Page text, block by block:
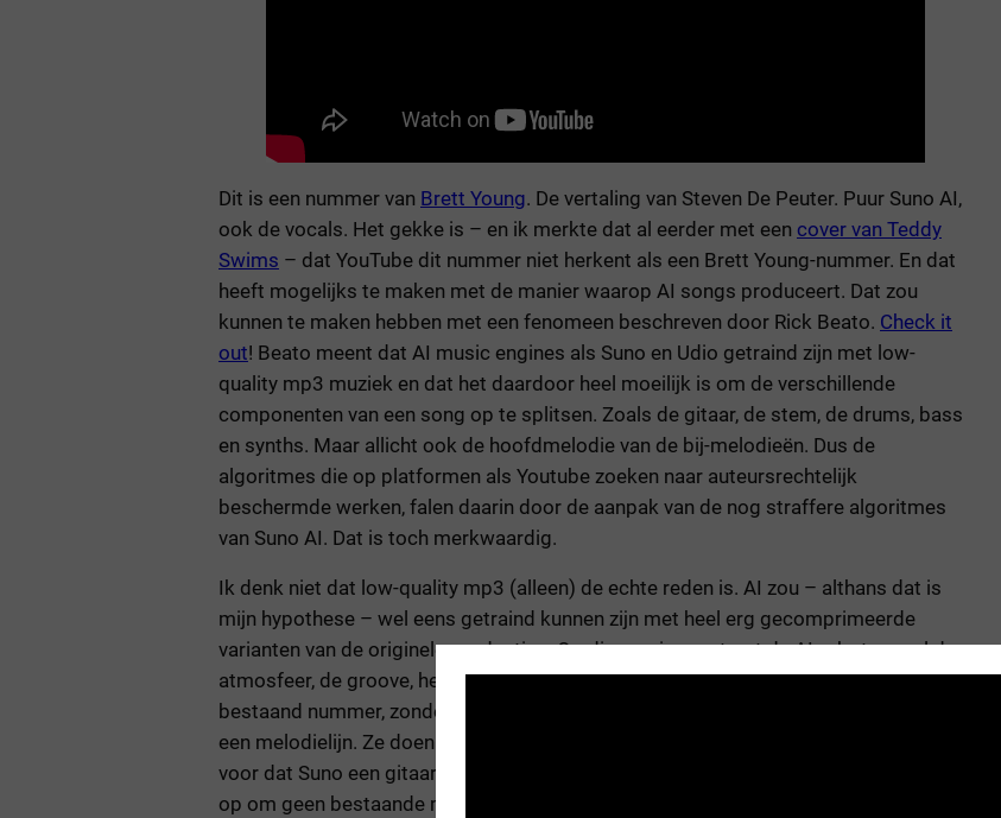
Dit is een nummer van Brett Young. De vertaling van Steven De Peuter. Puur Suno AI,
ook de vocals. Het gekke is – en ik merkte dat al eerder met een cover van Teddy
Swims – dat YouTube dit nummer niet herkent als een Brett Young-nummer. En dat
heeft mogelijks te maken met de manier waarop AI songs produceert. Dat zou
kunnen te maken hebben met een fenomeen beschreven door Rick Beato. Check it
out! Beato meent dat AI music engines als Suno en Udio getraind zijn met low-
quality mp3 muziek en dat het daardoor heel moeilijk is om de verschillende
componenten van een song op te splitsen. Zoals de gitaar, de stem, de drums, bass
en synths. Maar allicht ook de hoofdmelodie van de bij-melodieën. Dus de
algoritmes die op platformen als Youtube zoeken naar auteursrechtelijk
beschermde werken, falen daarin door de aanpak van de nog straffere algoritmes
van Suno AI. Dat is toch merkwaardig.
Ik denk niet dat low-quality mp3 (alleen) de echte reden is. AI zou – althans dat is
mijn hypothese – wel eens getraind kunnen zijn met heel erg gecomprimeerde
varianten van de originele producties. Op die manier capteert de AI robot vooral de
atmosfeer, de groove, het gevoel, de akkoordenprogressie, de “sound” van een
bestaand nummer, zonder te focussen op specifieke details, zoals een gitaarsolo of
een melodielijn. Ze doen dat misschien zelfs om rechtzaken te vermijden. Stel je
voor dat Suno een gitaarsolo van Mark Knopfler in je song mixt. Ze passen er voor
op om geen bestaande muziek te kopiëren. Heel vaak merk je dat Suno nummers